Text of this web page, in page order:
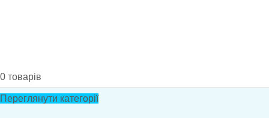
0 товарів
Переглянути категорії